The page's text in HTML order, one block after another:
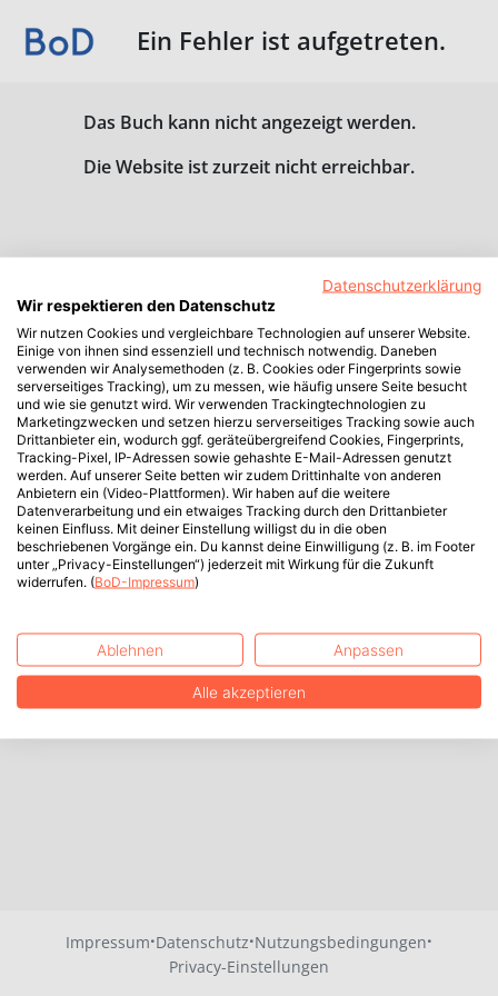
Ein Fehler ist aufgetreten.
Das Buch kann nicht angezeigt werden.
Die Website ist zurzeit nicht erreichbar.
Impressum·Datenschutz·Nutzungsbedingungen·
Privacy-Einstellungen
Datenschutzerklärung
Wir respektieren den Datenschutz
Wir nutzen Cookies und vergleichbare Technologien auf unserer Website.
Einige von ihnen sind essenziell und technisch notwendig. Daneben
verwenden wir Analysemethoden (z. B. Cookies oder Fingerprints sowie
serverseitiges Tracking), um zu messen, wie häufig unsere Seite besucht
und wie sie genutzt wird. Wir verwenden Trackingtechnologien zu
Marketingzwecken und setzen hierzu serverseitiges Tracking sowie auch
Drittanbieter ein, wodurch ggf. geräteübergreifend Cookies, Fingerprints,
Tracking-Pixel, IP-Adressen sowie gehashte E-Mail-Adressen genutzt
werden. Auf unserer Seite betten wir zudem Drittinhalte von anderen
Anbietern ein (Video-Plattformen). Wir haben auf die weitere
Datenverarbeitung und ein etwaiges Tracking durch den Drittanbieter
keinen Einfluss. Mit deiner Einstellung willigst du in die oben
beschriebenen Vorgänge ein. Du kannst deine Einwilligung (z. B. im Footer
unter „Privacy-Einstellungen“) jederzeit mit Wirkung für die Zukunft
widerrufen. (BoD-Impressum)
Ablehnen Anpassen
Alle akzeptieren